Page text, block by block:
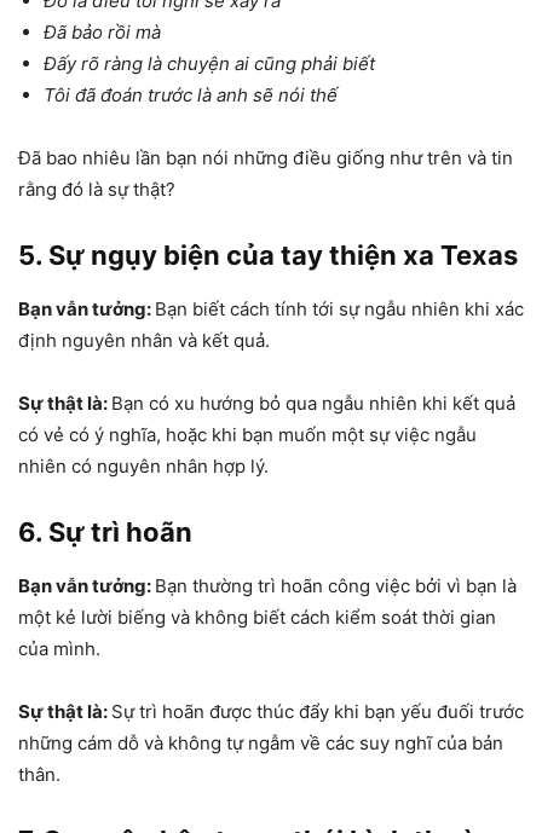
Đã bảo rồi mà
Đấy rõ ràng là chuyện ai cũng phải biết
Tôi đã đoán trước là anh sẽ nói thế
Đã bao nhiêu lần bạn nói những điều giống như trên và tin
rằng đó là sự thật?
5. Sự ngụy biện của tay thiện xa Texas
Bạn vẫn tưởng: Bạn biết cách tính tới sự ngẫu nhiên khi xác
định nguyên nhân và kết quả.
Sự thật là: Bạn có xu hướng bỏ qua ngẫu nhiên khi kết quả
có vẻ có ý nghĩa, hoặc khi bạn muốn một sự việc ngẫu
nhiên có nguyên nhân hợp lý.
6. Sự trì hoãn
Bạn vẫn tưởng: Bạn thường trì hoãn công việc bởi vì bạn là
một kẻ lười biếng và không biết cách kiểm soát thời gian
của mình.
Sự thật là: Sự trì hoãn được thúc đẩy khi bạn yếu đuối trước
những cám dỗ và không tự ngẫm về các suy nghĩ của bản
thân.